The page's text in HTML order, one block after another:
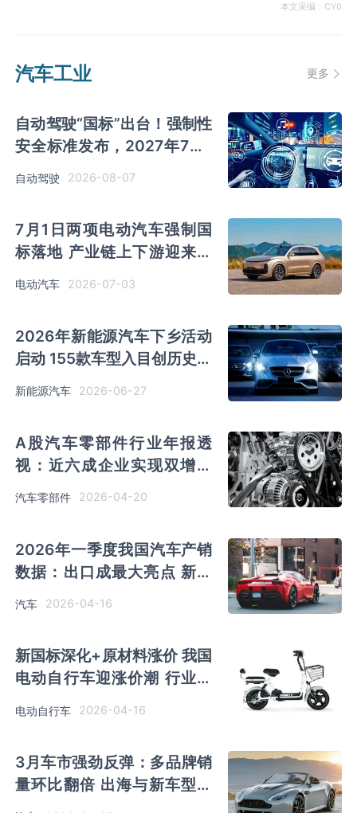
本文采编：CY0
汽车工业 更多
自动驾驶“国标”出台！强制性
安全标准发布，2027年7月1
自动驾驶 2026-08-07
7月1日两项电动汽车强制国
标落地 产业链上下游迎来新
一轮技术迭代
电动汽车 2026-07-03
2026年新能源汽车下乡活动
启动 155款车型入目创历史新
高 县域充换电补短板迎来利
好
新能源汽车 2026-06-27
A股汽车零部件行业年报透
视：近六成企业实现双增长
三大引擎驱动发展
汽车零部件 2026-04-20
2026年一季度我国汽车产销
数据：出口成最大亮点 新能
汽车 2026-04-16
新国标深化+原材料涨价 我国
电动自行车迎涨价潮 行业供
电动自行车 2026-04-16
3月车市强劲反弹：多品牌销
量环比翻倍 出海与新车型成
增长双引擎